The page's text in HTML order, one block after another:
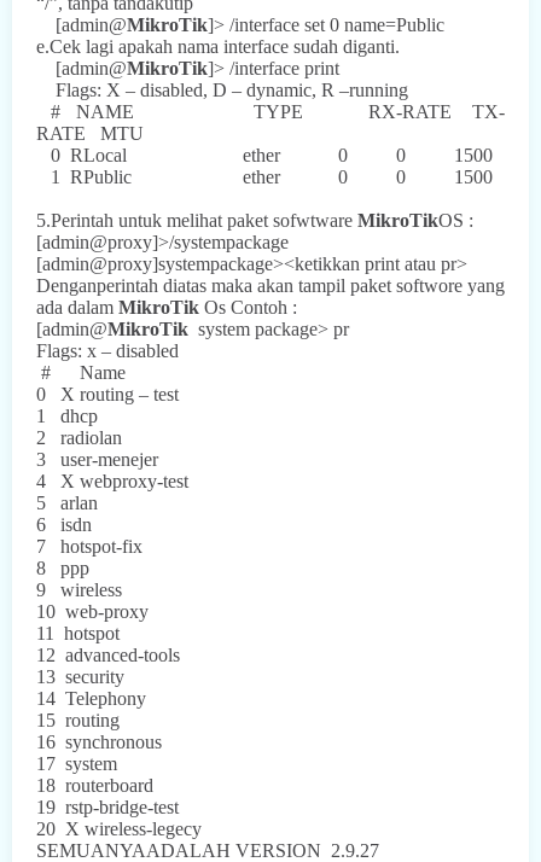
[admin@MikroTik]> /interface set 0 name=Public
e.Cek lagi apakah nama interface sudah diganti.
[admin@MikroTik]> /interface print
Flags: X – disabled, D – dynamic, R –running
#
NAME TYPE RX-RATE
TX-
RATE
MTU
0 RLocal ether 0 0
1500
1
RPublic ether 0 0 1500
5.Perintah untuk melihat paket sofwtware MikroTikOS :
[admin@proxy]>/systempackage
[admin@proxy]systempackage><ketikkan print atau pr>
Denganperintah diatas maka akan tampil paket softwore yang
ada dalam MikroTik Os Contoh :
[admin@MikroTik system package> pr
Flags: x – disabled
#
Name
0
X routing – test
1
dhcp
2
radiolan
3
user-menejer
4
X webproxy-test
5
arlan
6
isdn
7
hotspot-fix
8
ppp
9
wireless
10 web-proxy
11
hotspot
12 advanced-tools
13 security
14 Telephony
15 routing
16 synchronous
17 system
18 routerboard
19 rstp-bridge-test
20 X wireless-legecy
SEMUANYAADALAH VERSION 2.9.27